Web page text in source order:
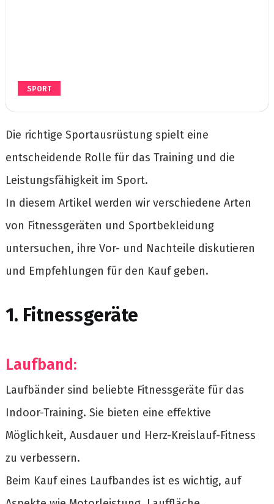
SPORT
Die richtige Sportausrüstung spielt eine
entscheidende Rolle für das Training und die
Leistungsfähigkeit im Sport.
In diesem Artikel werden wir verschiedene Arten
von Fitnessgeräten und Sportbekleidung
untersuchen, ihre Vor- und Nachteile diskutieren
und Empfehlungen für den Kauf geben.
1. Fitnessgeräte
Laufband:
Laufbänder sind beliebte Fitnessgeräte für das
Indoor-Training. Sie bieten eine effektive
Möglichkeit, Ausdauer und Herz-Kreislauf-Fitness
zu verbessern.
Beim Kauf eines Laufbandes ist es wichtig, auf